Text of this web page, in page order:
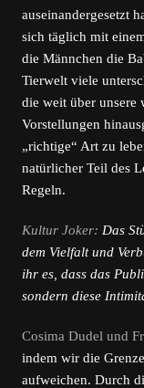
auseinandergesetzt
sich täglich mit
die Männchen die
Tierwelt viele
die weit über unsere
Vorstellungen
„richtige“ Art zu
natürlicher Teil des
Regeln.
Kultur Joker: Das
dem Vielfalt und
ihr es, dass das
sondern diese
Cosima Dudel und
indem wir die
aufweichen. Durch